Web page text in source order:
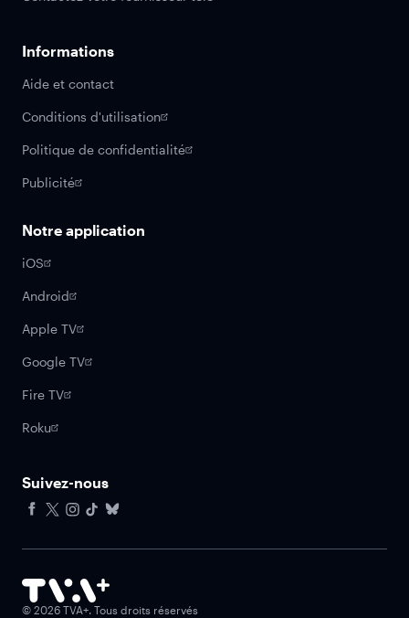
Informations
Aide et contact
Conditions d'utilisation
Politique de confidentialité
Publicité
Notre application
iOS
Android
Apple TV
Google TV
Fire TV
Roku
Suivez-nous
© 2026 TVA+. Tous droits réservés